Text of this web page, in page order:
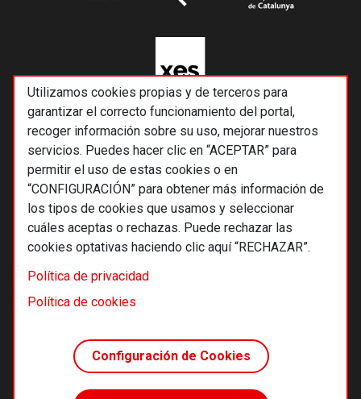
Utilizamos cookies propias y de terceros para
garantizar el correcto funcionamiento del portal,
recoger información sobre su uso, mejorar nuestros
servicios. Puedes hacer clic en “ACEPTAR” para
permitir el uso de estas cookies o en
“CONFIGURACIÓN” para obtener más información de
los tipos de cookies que usamos y seleccionar
cuáles aceptas o rechazas. Puede rechazar las
cookies optativas haciendo clic aquí “RECHAZAR”.
Política de privacidad
Política de cookies
Configuración de Cookies
© 2026 Alternativas económicas SCCL
Footer
Términos y condiciones de uso
Política de cookies
Principios editoriales